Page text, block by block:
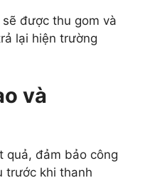
được thu gom và
lại hiện trường
và
quả, đảm bảo công
trước khi thanh